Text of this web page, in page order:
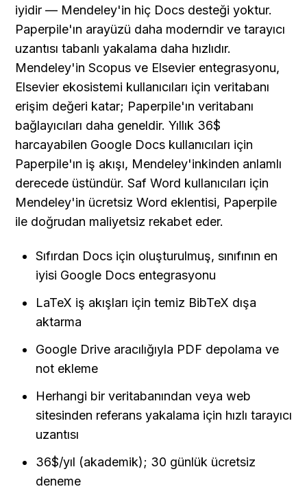
iyidir — Mendeley'in hiç Docs desteği yoktur.
Paperpile'ın arayüzü daha moderndir ve tarayıcı
uzantısı tabanlı yakalama daha hızlıdır.
Mendeley'in Scopus ve Elsevier entegrasyonu,
Elsevier ekosistemi kullanıcıları için veritabanı
erişim değeri katar; Paperpile'ın veritabanı
bağlayıcıları daha geneldir. Yıllık 36$
harcayabilen Google Docs kullanıcıları için
Paperpile'ın iş akışı, Mendeley'inkinden anlamlı
derecede üstündür. Saf Word kullanıcıları için
Mendeley'in ücretsiz Word eklentisi, Paperpile
ile doğrudan maliyetsiz rekabet eder.
Sıfırdan Docs için oluşturulmuş, sınıfının en
iyisi Google Docs entegrasyonu
LaTeX iş akışları için temiz BibTeX dışa
aktarma
Google Drive aracılığıyla PDF depolama ve
not ekleme
Herhangi bir veritabanından veya web
sitesinden referans yakalama için hızlı tarayıcı
uzantısı
36$/yıl (akademik); 30 günlük ücretsiz
deneme